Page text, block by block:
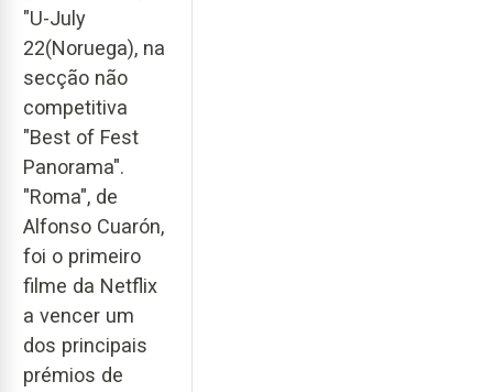
"U-July
22(Noruega), na
secção não
competitiva
"Best of Fest
Panorama".
"Roma", de
Alfonso Cuarón,
foi o primeiro
filme da Netflix
a vencer um
dos principais
prémios de